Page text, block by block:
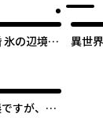
氷の辺境伯
異世
すが、幸